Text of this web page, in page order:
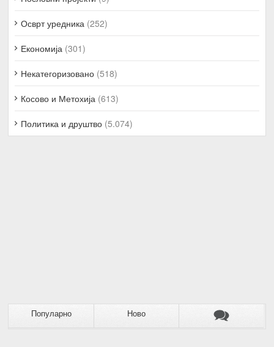
Осврт уредника (252)
Економија (301)
Некатегоризовано (518)
Косово и Метохија (613)
Политика и друштво (5.074)
Популарно Ново